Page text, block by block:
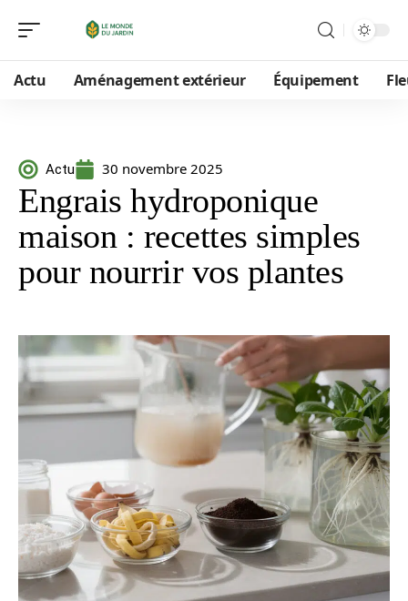
Actu Aménagement extérieur Équipement
Actu 30 novembre 2025
Engrais hydroponique
maison : recettes simples
pour nourrir vos plantes